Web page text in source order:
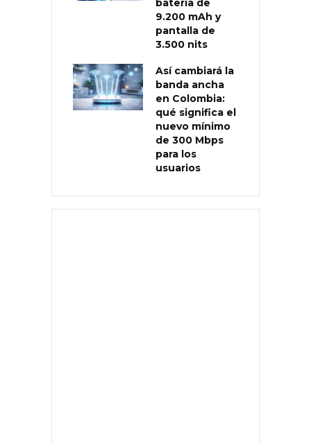
batería de
9.200 mAh y
pantalla de
3.500 nits
Así cambiará la
banda ancha
en Colombia:
qué significa el
nuevo mínimo
de 300 Mbps
para los
usuarios